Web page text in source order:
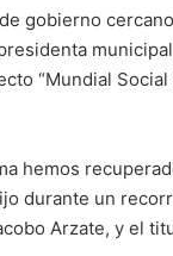
gobierno
“Mundial Social
hemos
durante un
Arzate, y el